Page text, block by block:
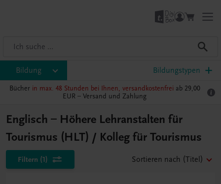
Bildung Bildungstypen
Bücher in max. 48 Stunden bei Ihnen, versandkostenfrei ab 29,00
EUR – Versand und Zahlung
Englisch – Höhere Lehranstalten für
Tourismus (HLT) / Kolleg für Tourismus
Filtern (1) Sortieren nach (Titel)